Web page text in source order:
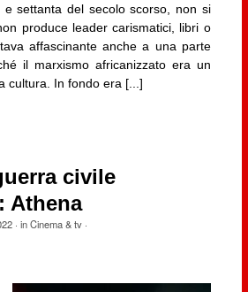
e settanta del secolo scorso, non si
produce leader carismatici, libri o
affascinante anche a una parte
il marxismo africanizzato era un
cultura. In fondo era [...]
civile
Athena
· inCinema & tv·